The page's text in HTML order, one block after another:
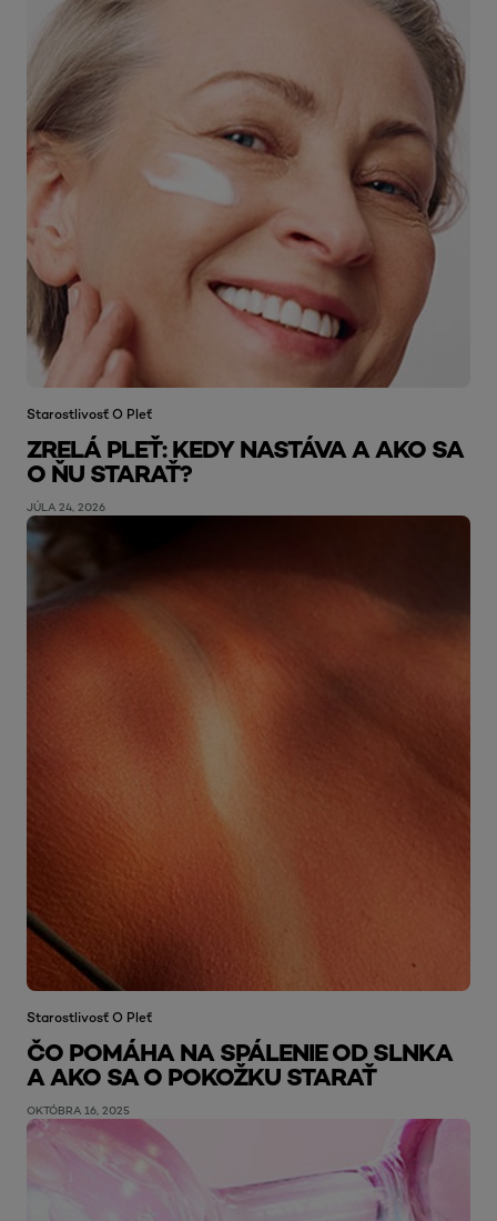
Starostlivosť O Pleť
ZRELÁ PLEŤ: KEDY NASTÁVA A AKO SA
O ŇU STARAŤ?
JÚLA 24, 2026
Starostlivosť O Pleť
ČO POMÁHA NA SPÁLENIE OD SLNKA
A AKO SA O POKOŽKU STARAŤ
OKTÓBRA 16, 2025